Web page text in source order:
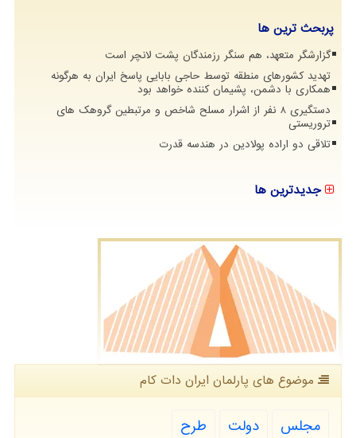
پربحث ترین ها
گزارشگر متعهد، هم سنگر رزمندگان پشت لانچر است
تهدید کشورهای منطقه توسط حاجی بابایی پاسخ ایران به هرگونه
همکاری با دشمن، پشیمان کننده خواهد بود
دستگیری 8 نفر از اشرار مسلح شاخص و مرتبطین گروهک های
تروریستی
تلاقی دو اراده پولادین در هندسه قدرت
جدیدترین ها
موضوع های پارلمان ایران دات كام
مجلس دولت
طرح